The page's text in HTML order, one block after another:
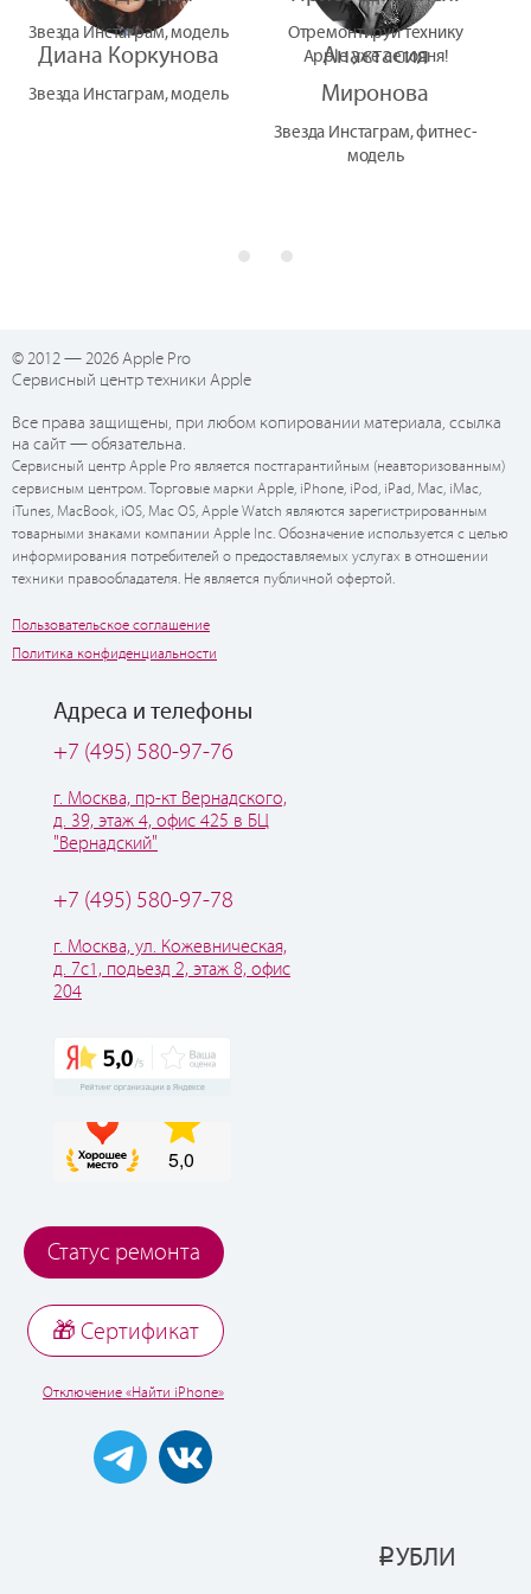
Диана Коркунова
Звезда Инстаграм, модель
Анастасия
Миронова
Звезда Инстаграм, фитнес-
модель
Звезда Инстаграм, модель
Отремонтируй технику
Apple уже сегодня!
© 2012 — 2026 Apple Pro
Сервисный центр техники Apple
Все права защищены, при любом копировании материала, ссылка
на сайт — обязательна.
Сервисный центр Apple Pro является постгарантийным (неавторизованным)
сервисным центром. Торговые марки Apple, iPhone, iPod, iPad, Mac, iMac,
iTunes, MacBook, iOS, Mac OS, Apple Watch являются зарегистрированным
товарными знаками компании Apple Inc. Обозначение используется с целью
информирования потребителей о предоставляемых услугах в отношении
техники правообладателя. Не является публичной офертой.
Пользовательское соглашение
Политика конфиденциальности
Адреса и телефоны
+7 (495) 580-97-76
г. Москва, пр-кт Вернадского,
д. 39, этаж 4, офис 425 в БЦ
"Вернадский"
+7 (495) 580-97-78
г. Москва, ул. Кожевническая,
д. 7с1, подьезд 2, этаж 8, офис
204
Статус ремонта
🎁 Cертификат
Отключение «Найти iPhone»
РУБЛИ